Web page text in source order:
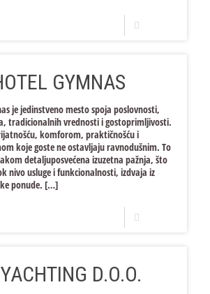
GYMNAS
je jedinstveno mesto spoja poslovnosti,
tradicionalnih vrednosti i gostoprimljivosti.
komforom, praktičnošću i
koje goste ne ostavljaju ravnodušnim. To
detaljuposvećena izuzetna pažnja, što
nivo usluge i funkcionalnosti, izdvaja iz
ponude. […]
D.O.O.